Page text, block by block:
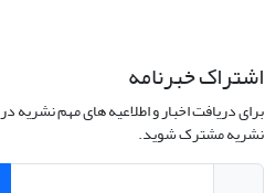
اشتراک خبرنامه
برای دریافت اخبار و اطلاعیه های مهم نشریه
نشریه مشترک شوید.